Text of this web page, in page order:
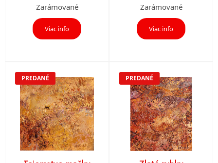
Zarámované
Viac info
Zarámované
Viac info
PREDANÉ PREDANÉ